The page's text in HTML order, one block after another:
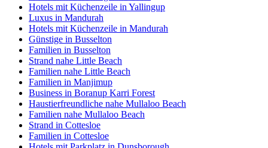
Hotels mit Küchenzeile in Yallingup
Luxus in Mandurah
Hotels mit Küchenzeile in Mandurah
Günstige in Busselton
Familien in Busselton
Strand nahe Little Beach
Familien nahe Little Beach
Familien in Manjimup
Business in Boranup Karri Forest
Haustierfreundliche nahe Mullaloo Beach
Familien nahe Mullaloo Beach
Strand in Cottesloe
Familien in Cottesloe